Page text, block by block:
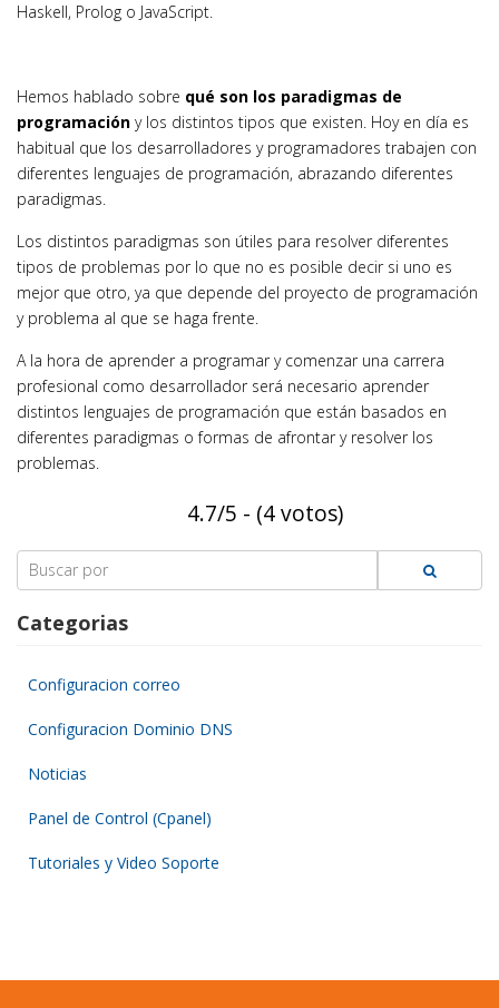
Haskell, Prolog o JavaScript.
Hemos hablado sobre qué son los paradigmas de
programación y los distintos tipos que existen. Hoy en día es
habitual que los desarrolladores y programadores trabajen con
diferentes lenguajes de programación, abrazando diferentes
paradigmas.
Los distintos paradigmas son útiles para resolver diferentes
tipos de problemas por lo que no es posible decir si uno es
mejor que otro, ya que depende del proyecto de programación
y problema al que se haga frente.
A la hora de aprender a programar y comenzar una carrera
profesional como desarrollador será necesario aprender
distintos lenguajes de programación que están basados en
diferentes paradigmas o formas de afrontar y resolver los
problemas.
4.7/5 - (4 votos)
Search
for:
Categorias
Configuracion correo
Configuracion Dominio DNS
Noticias
Panel de Control (Cpanel)
Tutoriales y Video Soporte